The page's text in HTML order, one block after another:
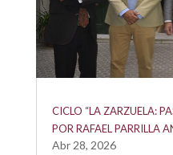
CICLO “LA ZARZUELA:
POR RAFAEL PARRILLA
Abr 28, 2026